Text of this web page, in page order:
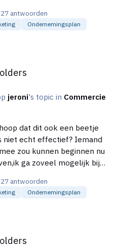
27 antwoorden
Ondernemingsplan
jeroni's topic in Commercie
dat dit ook een beetje
zou kunnen beginnen nu
ga zoveel mogelijk bij
methode om klanten
mensen voor alle hulp zover
27 antwoorden
Ondernemingsplan